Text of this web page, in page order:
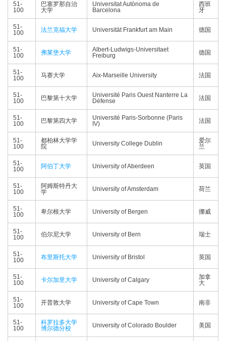
51-
100
巴塞罗那自治
大学
Universitat Autònoma de
Barcelona
西班
牙
51-
100
法兰克福大学 Universität Frankfurt am Main 德国
51-
100
弗莱堡大学
Albert-Ludwigs-Universitaet
Freiburg
德国
51-
100
马赛大学 Aix-Marseille University 法国
51-
100
巴黎第十大学
Université Paris Ouest Nanterre La
Défense
法国
51-
100
巴黎第四大学
Université Paris-Sorbonne (Paris
IV)
法国
51-
100
都柏林大学学
院
University College Dublin
爱尔
兰
51-
100
阿伯丁大学 University of Aberdeen 英国
51-
100
阿姆斯特丹大
学
University of Amsterdam 荷兰
51-
100
卑尔根大学 University of Bergen 挪威
51-
100
伯尔尼大学 University of Bern 瑞士
51-
100
布里斯托大学 University of Bristol 英国
51-
100
卡尔加里大学 University of Calgary
加拿
大
51-
100
开普敦大学 University of Cape Town 南非
51-
100
科罗拉多大学
博尔德分校
University of Colorado Boulder 美国